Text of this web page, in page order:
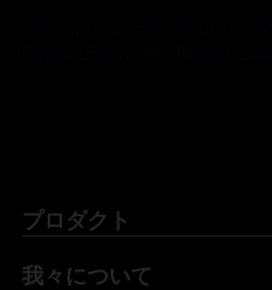
プロダクト
我々について